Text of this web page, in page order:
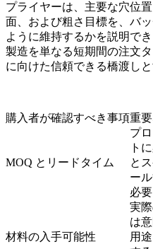
プライヤーは、主要な穴位
面、および粗さ目標を、バ
ように維持するかを説明で
製造を単なる短期間の注文
に向けた信頼できる橋渡しと
購入者が確認すべき事項重
MOQ とリードタイム
プ
ト
と
ー
必要
材料の入手可能性
実
は
用